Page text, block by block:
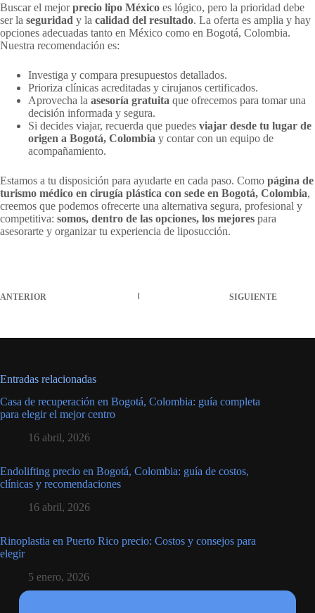
Buscar el mejorprecio lipo México es lógico, pero la prioridad debe
ser la seguridad y la calidad del resultado. La oferta es amplia y hay
opciones adecuadas tanto en México como en Bogotá, Colombia.
Nuestra recomendación es:
Investiga y compara presupuestos detallados.
Prioriza clínicas acreditadas y cirujanos certificados.
Aprovecha la asesoría gratuita que ofrecemos para tomar una
decisión informada y segura.
Si decides viajar, recuerda que puedes viajar desde tu lugar de
origen a Bogotá, Colombia y contar con un equipo de
acompañamiento.
Estamos a tu disposición para ayudarte en cada paso. Como página de
turismo médico en cirugía plástica con sede en Bogotá, Colombia,
creemos que podemos ofrecerte una alternativa segura, profesional y
competitiva: somos, dentro de las opciones, los mejores para
asesorarte y organizar tu experiencia de liposucción.
ANTERIOR SIGUIENTE
Entradas relacionadas
Casa de recuperación en Bogotá, Colombia: guía completa
para elegir el mejor centro
16 abril, 2026
Endolifting precio en Bogotá, Colombia: guía de costos,
clínicas y recomendaciones
16 abril, 2026
Rinoplastia en Puerto Rico precio: Costos y consejos para
elegir
5 enero, 2026